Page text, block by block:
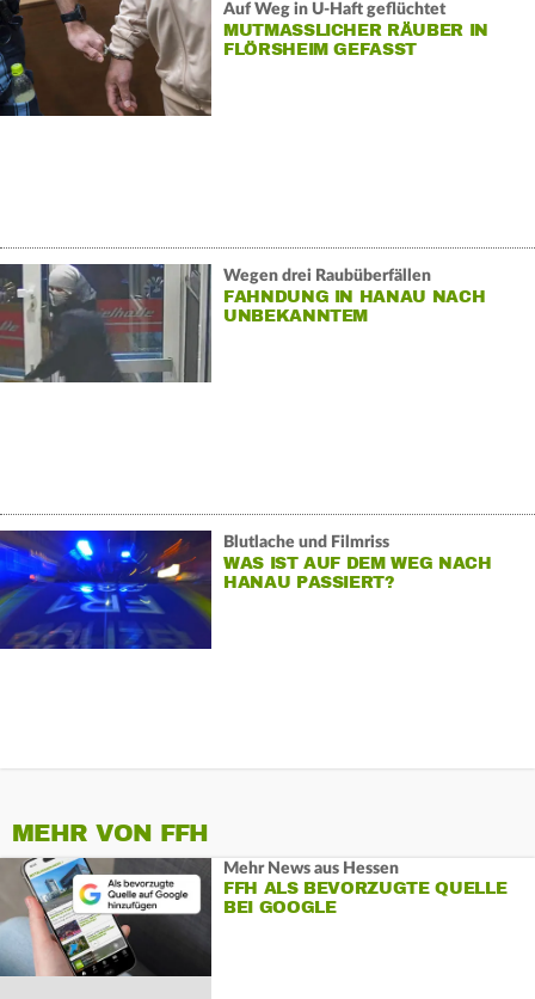
Auf Weg in U-Haft geflüchtet
MUTMASSLICHER RÄUBER IN
FLÖRSHEIM GEFASST
Wegen drei Raubüberfällen
FAHNDUNG IN HANAU NACH
UNBEKANNTEM
Blutlache und Filmriss
WAS IST AUF DEM WEG NACH
HANAU PASSIERT?
MEHR VON FFH
Mehr News aus Hessen
FFH ALS BEVORZUGTE QUELLE
BEI GOOGLE